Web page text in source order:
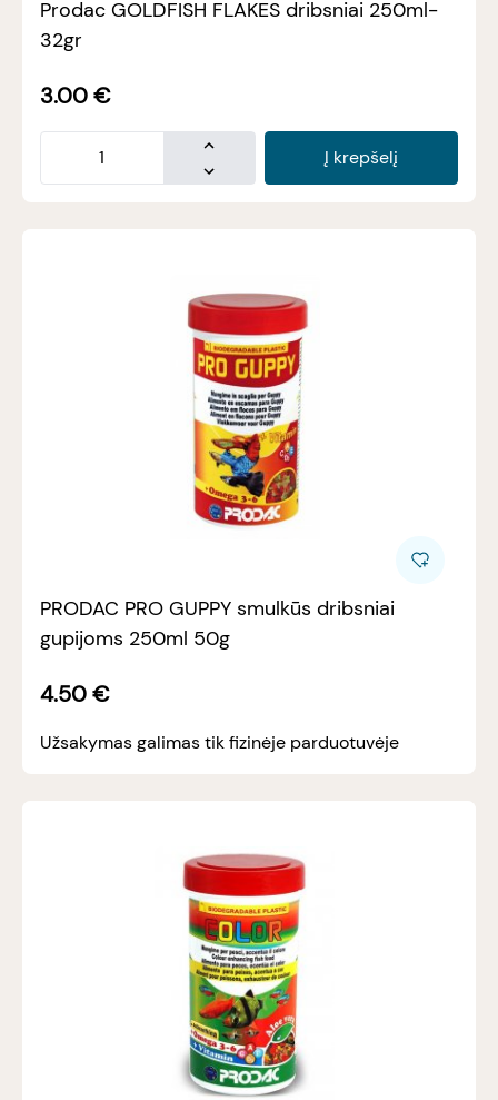
Prodac GOLDFISH FLAKES dribsniai 250ml-
32gr
3.00€
Į krepšelį
PRODAC PRO GUPPY smulkūs dribsniai
gupijoms 250ml 50g
4.50€
Užsakymas galimas tik fizinėje parduotuvėje